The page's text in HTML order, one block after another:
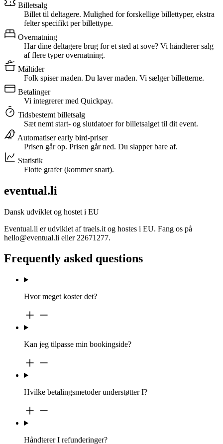
Billetsalg
Billet til deltagere. Mulighed for forskellige billettyper, ekstra
felter specifikt per billettype.
Overnatning
Har dine deltagere brug for et sted at sove? Vi håndterer salg
af flere typer overnatning.
Måltider
Folk spiser maden. Du laver maden. Vi sælger billetterne.
Betalinger
Vi integrerer med Quickpay.
Tidsbestemt billetsalg
Sæt nemt start- og slutdatoer for billetsalget til dit event.
Automatiser early bird-priser
Prisen går op. Prisen går ned. Du slapper bare af.
Statistik
Flotte grafer (kommer snart).
eventual.li
Dansk udviklet og hostet i EU
Eventual.li er udviklet af traels.it og hostes i EU. Fang os på
hello@eventual.li eller 22671277.
Frequently asked questions
Hvor meget koster det?
Kan jeg tilpasse min bookingside?
Hvilke betalingsmetoder understøtter I?
Håndterer I refunderinger?